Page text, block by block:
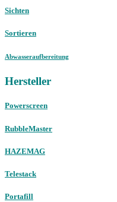
Sichten
Sortieren
Abwasseraufbereitung
Hersteller
Powerscreen
RubbleMaster
HAZEMAG
Telestack
Portafill